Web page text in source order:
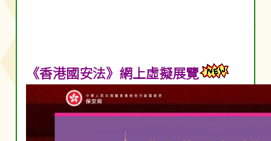
《香港國安法》網上虛擬展覽